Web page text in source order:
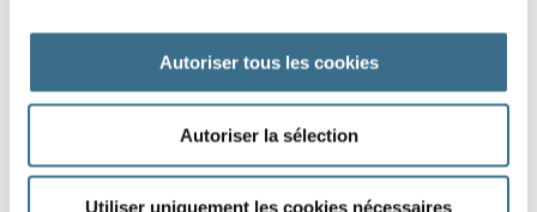
Autoriser tous les cookies
Autoriser la sélection
Utiliser uniquement les cookies nécessaires